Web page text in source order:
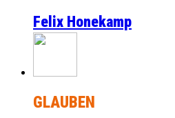
Felix Honekamp
GLAUBEN